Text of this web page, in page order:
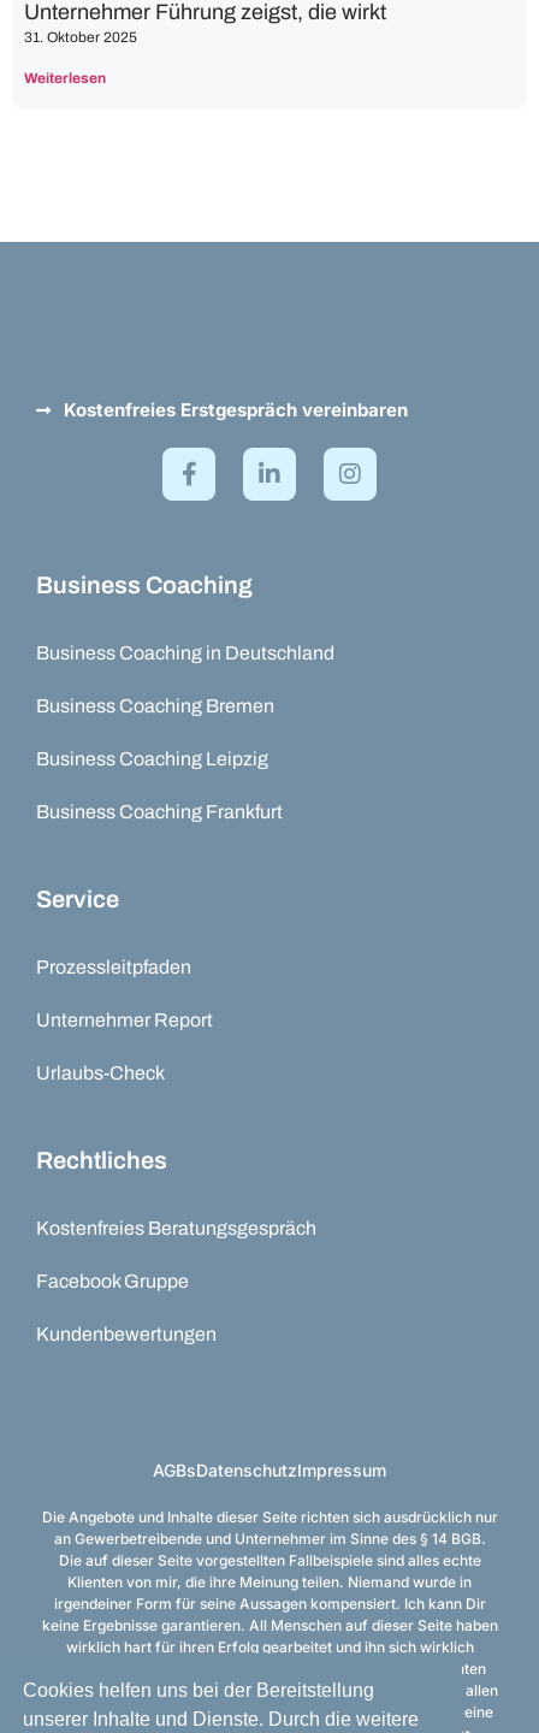
Unternehmer Führung zeigst, die wirkt
31. Oktober 2025
Weiterlesen
Kostenfreies Erstgespräch vereinbaren
Business Coaching
Business Coaching in Deutschland
Business Coaching Bremen
Business Coaching Leipzig
Business Coaching Frankfurt
Service
Prozessleitpfaden
Unternehmer Report
Urlaubs-Check
Rechtliches
Kostenfreies Beratungsgespräch
Facebook Gruppe
Kundenbewertungen
AGBsDatenschutzImpressum
Die Angebote und Inhalte dieser Seite richten sich ausdrücklich nur
an Gewerbetreibende und Unternehmer im Sinne des § 14 BGB.
Die auf dieser Seite vorgestellten Fallbeispiele sind alles echte
Klienten von mir, die ihre Meinung teilen. Niemand wurde in
irgendeiner Form für seine Aussagen kompensiert. Ich kann Dir
keine Ergebnisse garantieren. All Menschen auf dieser Seite haben
wirklich hart für ihren Erfolg gearbeitet und ihn sich wirklich
verdient, wurden aber von uns eins zu eins betreut und konnten
unsere Vorlagen nutzen. Ich möchte mich an dieser Stelle von allen
Schnell-Reich-Werden-Angeboten distanzieren. Dies hier ist eine
Cookies helfen uns bei der Bereitstellung
unserer Inhalte und Dienste. Durch die weitere